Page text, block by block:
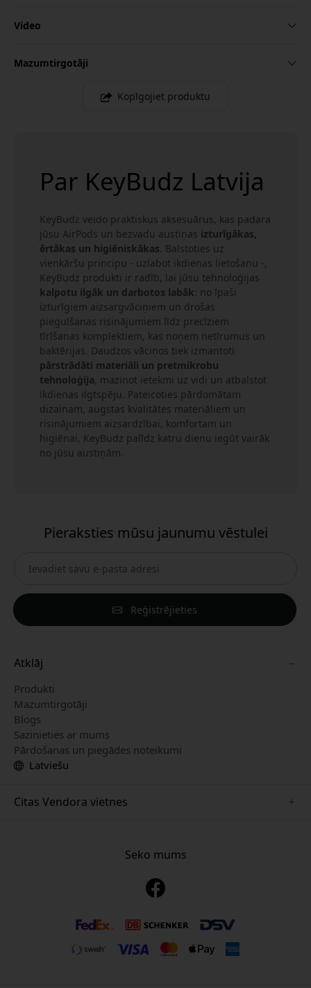
Video
Mazumtirgotāji
Kopīgojiet produktu
Par KeyBudz Latvija
KeyBudz veido praktiskus aksesuārus, kas padara
jūsu AirPods un bezvadu austiņas izturīgākas,
ērtākas un higiēniskākas. Balstoties uz
vienkāršu principu - uzlabot ikdienas lietošanu -,
KeyBudz produkti ir radīti, lai jūsu tehnoloģijas
kalpotu ilgāk un darbotos labāk: no īpaši
izturīgiem aizsargvāciņiem un drošas
piegulšanas risinājumiem līdz precīziem
tīrīšanas komplektiem, kas noņem netīrumus un
baktērijas. Daudzos vāciņos tiek izmantoti
pārstrādāti materiāli un pretmikrobu
tehnoloģija, mazinot ietekmi uz vidi un atbalstot
ikdienas ilgtspēju. Pateicoties pārdomātam
dizainam, augstas kvalitātes materiāliem un
risinājumiem aizsardzībai, komfortam un
higiēnai, KeyBudz palīdz katru dienu iegūt vairāk
no jūsu austiņām.
Pieraksties mūsu jaunumu vēstulei
Reģistrējieties
Atklāj
Produkti
Mazumtirgotāji
Blogs
Sazinieties ar mums
Pārdošanas un piegādes noteikumi
Latviešu
Citas Vendora vietnes
www.myfirst.se
Seko mums